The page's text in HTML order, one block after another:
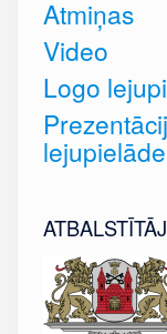
Atmiņas
Video
Logo